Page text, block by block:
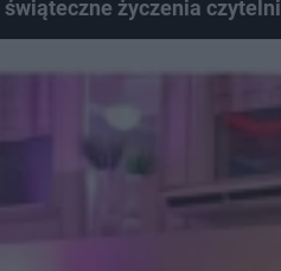
świąteczne życzenia